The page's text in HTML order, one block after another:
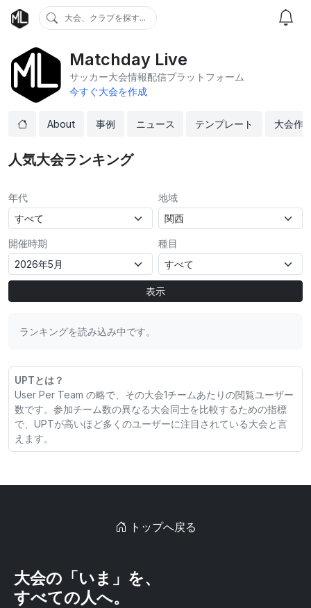
大会、クラブを探す...
Matchday Live
サッカー大会情報配信プラットフォーム
今すぐ大会を作成
About 事例 ニュース テンプレート 大会作
人気大会ランキング
年代 地域
開催時期 種目
表示
ランキングを読み込み中です。
UPTとは？
User Per Team の略で、その大会1チームあたりの閲覧ユーザー
数です。参加チーム数の異なる大会同士を比較するための指標
で、UPTが高いほど多くのユーザーに注目されている大会と言
えます。
トップへ戻る
大会の「いま」を、
すべての人へ。